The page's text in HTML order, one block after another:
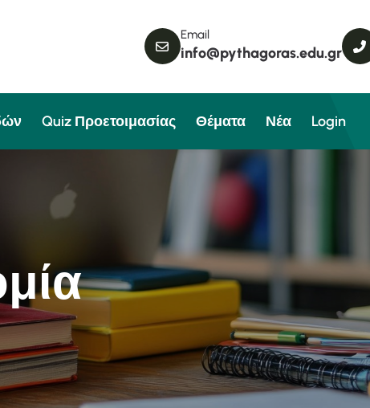
Email
info@pythagoras.edu.gr
Quiz Προετοιμασίας Θέματα Νέα Login
μία